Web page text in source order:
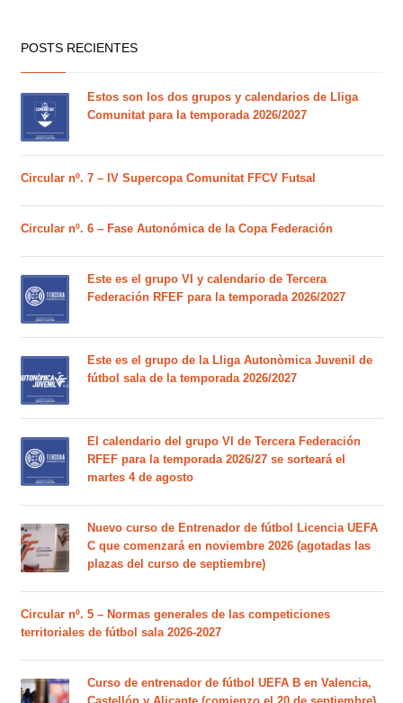
POSTS RECIENTES
Estos son los dos grupos y calendarios de Lliga
Comunitat para la temporada 2026/2027
Circular nº. 7 – IV Supercopa Comunitat FFCV Futsal
Circular nº. 6 – Fase Autonómica de la Copa Federación
Este es el grupo VI y calendario de Tercera
Federación RFEF para la temporada 2026/2027
Este es el grupo de la Lliga Autonòmica Juvenil de
fútbol sala de la temporada 2026/2027
El calendario del grupo VI de Tercera Federación
RFEF para la temporada 2026/27 se sorteará el
martes 4 de agosto
Nuevo curso de Entrenador de fútbol Licencia UEFA
C que comenzará en noviembre 2026 (agotadas las
plazas del curso de septiembre)
Circular nº. 5 – Normas generales de las competiciones
territoriales de fútbol sala 2026-2027
Curso de entrenador de fútbol UEFA B en Valencia,